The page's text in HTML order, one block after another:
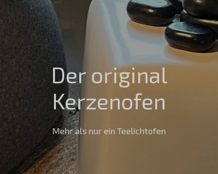
Der original
Kerzenofen
Mehr als nur ein Teelichtofen